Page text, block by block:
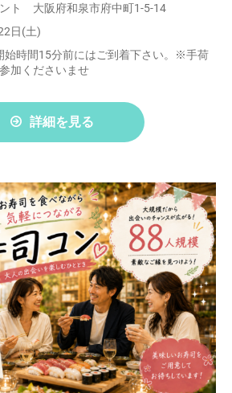
ト 大阪府和泉市府中町1-5-14
日(土)
時間15分前にはご到着下さい。※手荷
加くださいませ
詳細を見る